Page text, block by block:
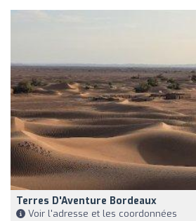
Terres D'Aventure Bordeaux
Voir l'adresse et les coordonnées